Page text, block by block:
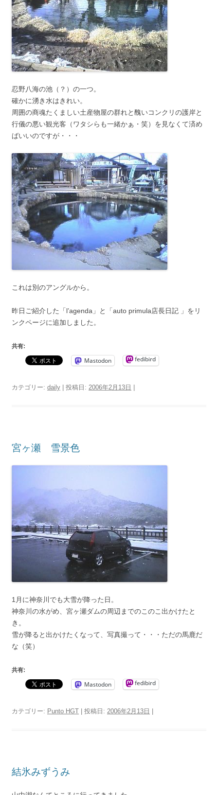
忍野八海の池（？）の一つ。
確かに湧き水はきれい。
周囲の商魂たくましい土産物屋の群れと醜いコンクリの護岸と
行儀の悪い観光客（ワタシらも一緒かぁ・笑）を見なくて済め
ばいいのですが・・・
これは別のアングルから。
昨日ご紹介した「l’agenda」と「auto primula店長日記 」をリ
ンクページに追加しました。
共有:
Mastodon fedibird
カテゴリー: daily | 投稿日: 2006年2月13日 |
宮ヶ瀬 雪景色
1月に神奈川でも大雪が降った日。
神奈川の水がめ、宮ヶ瀬ダムの周辺までのこのこ出かけたと
き。
雪が降ると出かけたくなって、写真撮って・・・ただの馬鹿だ
な（笑）
共有:
Mastodon fedibird
カテゴリー: Punto HGT | 投稿日: 2006年2月13日 |
結氷みずうみ